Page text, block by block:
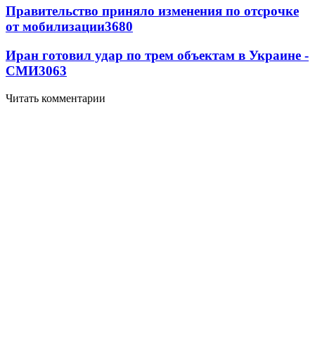
Правительство приняло изменения по отсрочке
от мобилизации3680
Иран готовил удар по трем объектам в Украине -
СМИ3063
Читать комментарии